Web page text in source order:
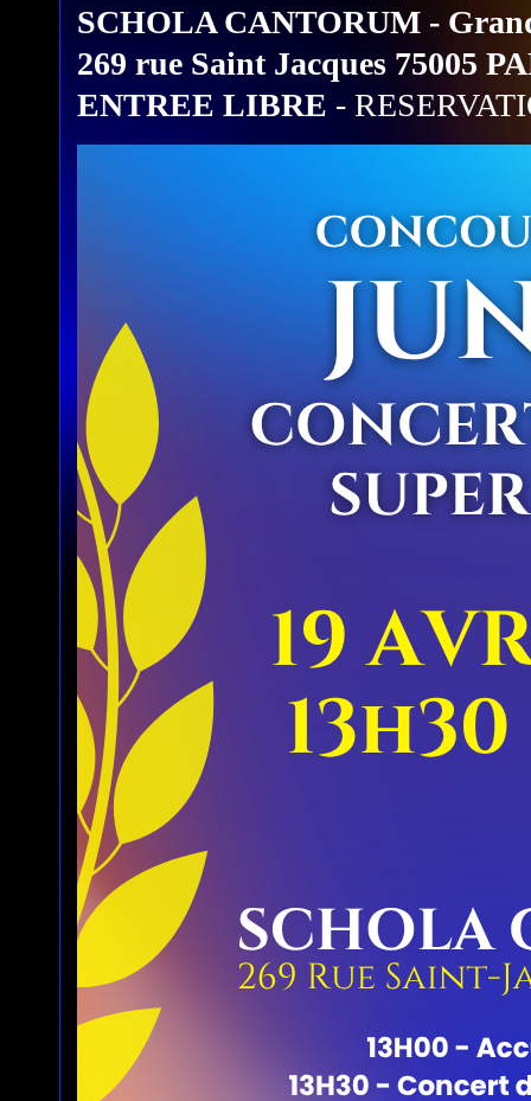
SCHOLA CANTORUM -
269 rue Saint Jacques 75005
ENTREE LIBRE -